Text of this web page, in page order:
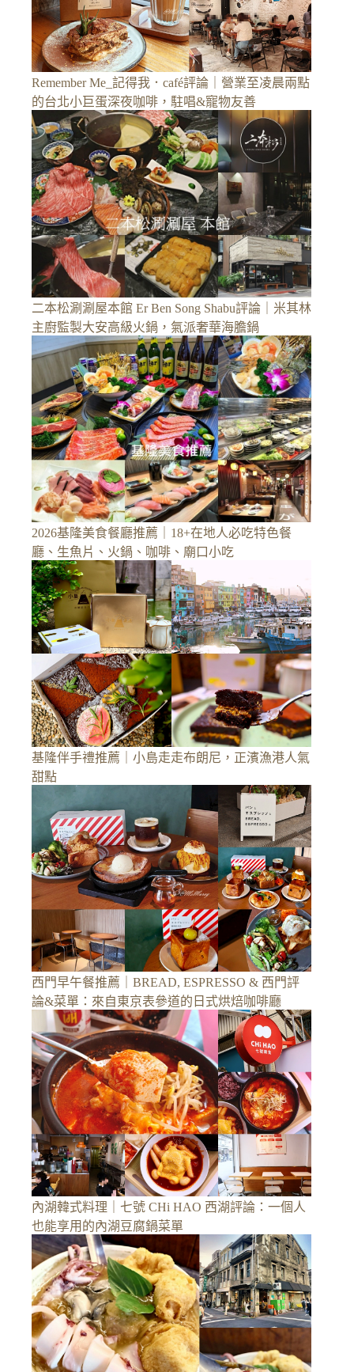
Remember Me_記得我．café評論｜營業至凌晨兩點
的台北小巨蛋深夜咖啡，駐唱&寵物友善
二本松涮涮屋本館 Er Ben Song Shabu評論｜米其林
主廚監製大安高級火鍋，氣派奢華海膽鍋
2026基隆美食餐廳推薦｜18+在地人必吃特色餐
廳、生魚片、火鍋、咖啡、廟口小吃
基隆伴手禮推薦｜小島走走布朗尼，正濱漁港人氣
甜點
西門早午餐推薦｜BREAD, ESPRESSO & 西門評
論&菜單：來自東京表參道的日式烘焙咖啡廳
內湖韓式料理｜七號 CHi HAO 西湖評論：一個人
也能享用的內湖豆腐鍋菜單